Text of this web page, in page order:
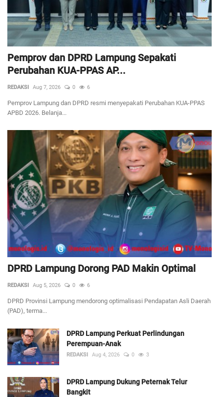
Pemprov dan DPRD Lampung Sepakati
Perubahan KUA-PPAS AP...
REDAKSI Aug 7, 2026 0 6
Pemprov Lampung dan DPRD resmi menyepakati Perubahan KUA-PPAS
APBD 2026. Belanja...
DPRD Lampung Dorong PAD Makin Optimal
REDAKSI Aug 5, 2026 0 6
DPRD Provinsi Lampung mendorong optimalisasi Pendapatan Asli Daerah
(PAD), terma...
DPRD Lampung Perkuat Perlindungan
Perempuan-Anak
REDAKSI Aug 4, 2026 0 3
DPRD Lampung Dukung Peternak Telur
Bangkit